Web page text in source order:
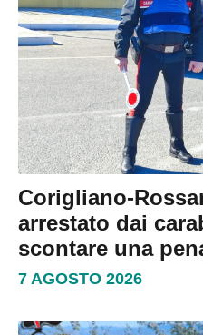
Corigliano-
arrestato dai
scontare una
7 AGOSTO 2026